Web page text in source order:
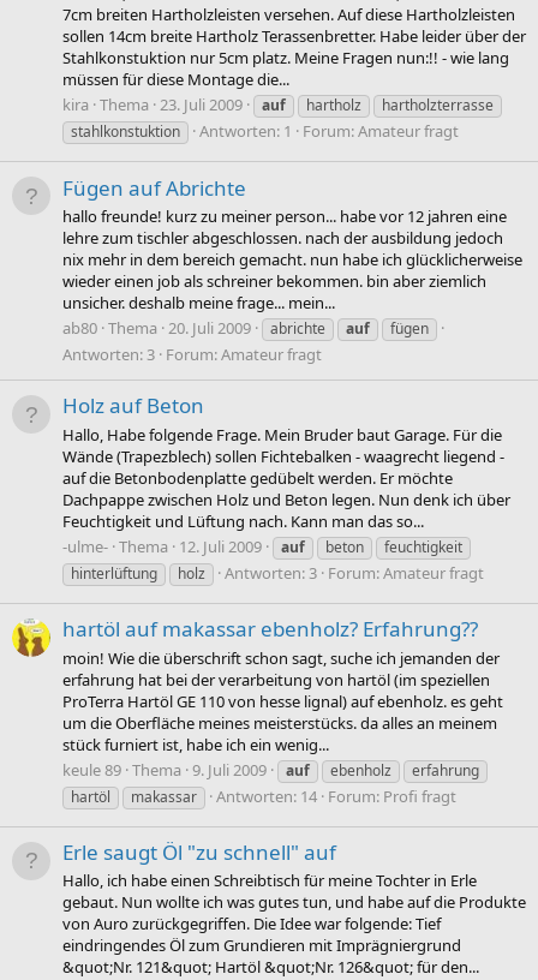
7cm breiten Hartholzleisten versehen. Auf diese Hartholzleisten
sollen 14cm breite Hartholz Terassenbretter. Habe leider über der
Stahlkonstuktion nur 5cm platz. Meine Fragen nun:!! - wie lang
müssen für diese Montage die...
kira Thema 23. Juli 2009 auf hartholz
hartholzterrasse
stahlkonstuktion
Antworten: 1 Forum:Amateur fragt
Fügen auf Abrichte
hallo freunde! kurz zu meiner person... habe vor 12 jahren eine
lehre zum tischler abgeschlossen. nach der ausbildung jedoch
nix mehr in dem bereich gemacht. nun habe ich glücklicherweise
wieder einen job als schreiner bekommen. bin aber ziemlich
unsicher. deshalb meine frage... mein...
ab80 Thema 20. Juli 2009 abrichte auf fügen
Antworten: 3 Forum:Amateur fragt
Holz auf Beton
Hallo, Habe folgende Frage. Mein Bruder baut Garage. Für die
Wände (Trapezblech) sollen Fichtebalken - waagrecht liegend -
auf die Betonbodenplatte gedübelt werden. Er möchte
Dachpappe zwischen Holz und Beton legen. Nun denk ich über
Feuchtigkeit und Lüftung nach. Kann man das so...
-ulme- Thema 12. Juli 2009 auf beton
feuchtigkeit
hinterlüftung
holz Antworten: 3 Forum:Amateur fragt
hartöl auf makassar ebenholz? Erfahrung??
moin! Wie die überschrift schon sagt, suche ich jemanden der
erfahrung hat bei der verarbeitung von hartöl (im speziellen
ProTerra Hartöl GE 110 von hesse lignal) auf ebenholz. es geht
um die Oberfläche meines meisterstücks. da alles an meinem
stück furniert ist, habe ich ein wenig...
keule 89 Thema 9. Juli 2009 auf ebenholz
erfahrung
hartöl
makassar Antworten: 14 Forum: Profi fragt
Erle saugt Öl "zu schnell" auf
Hallo, ich habe einen Schreibtisch für meine Tochter in Erle
gebaut. Nun wollte ich was gutes tun, und habe auf die Produkte
von Auro zurückgegriffen. Die Idee war folgende: Tief
eindringendes Öl zum Grundieren mit Imprägniergrund
&quot;Nr. 121&quot; Hartöl &quot;Nr. 126&quot; für den...